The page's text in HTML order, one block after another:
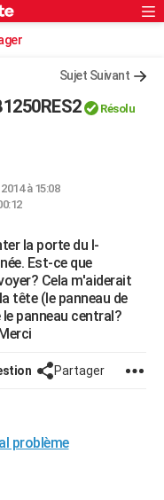
Sujet Suivant
Résolu
à 15:08
la porte du l-
Est-ce que
Cela m'aiderait
tête (le panneau de
panneau central?
Partager
problème